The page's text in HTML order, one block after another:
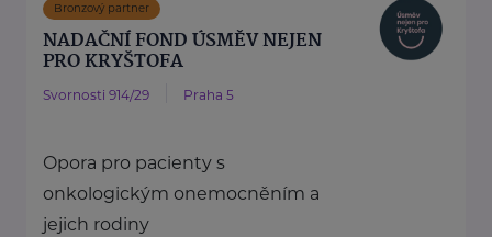
Bronzový partner
NADAČNÍ FOND ÚSMĚV NEJEN
PRO KRYŠTOFA
Svornosti 914/29 Praha 5
Opora pro pacienty s
onkologickým onemocněním a
jejich rodiny